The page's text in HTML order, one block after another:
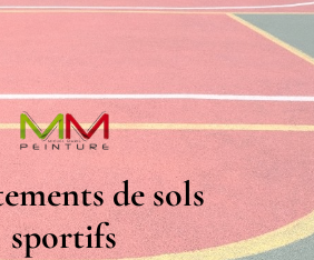
de sols
sportifs